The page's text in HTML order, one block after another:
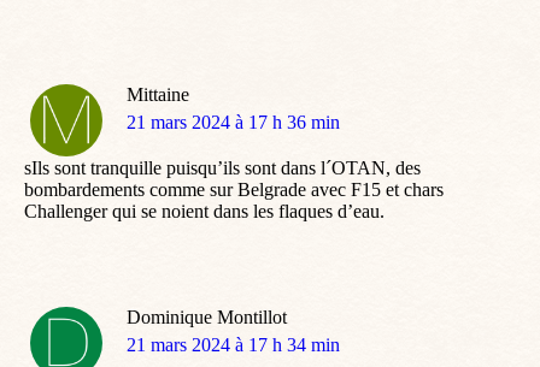
Mittaine
dit
21 mars 2024 à 17 h 36 min
sIls sont tranquille puisqu’ils sont dans l´OTAN, des
bombardements comme sur Belgrade avec F15 et chars
Challenger qui se noient dans les flaques d’eau.
Dominique Montillot
dit
21 mars 2024 à 17 h 34 min